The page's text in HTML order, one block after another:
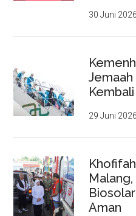
30 Juni 2026
29 Juni 2026
Aman